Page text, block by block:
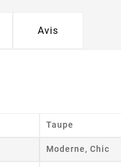
Avis
Taupe
Moderne, Chic